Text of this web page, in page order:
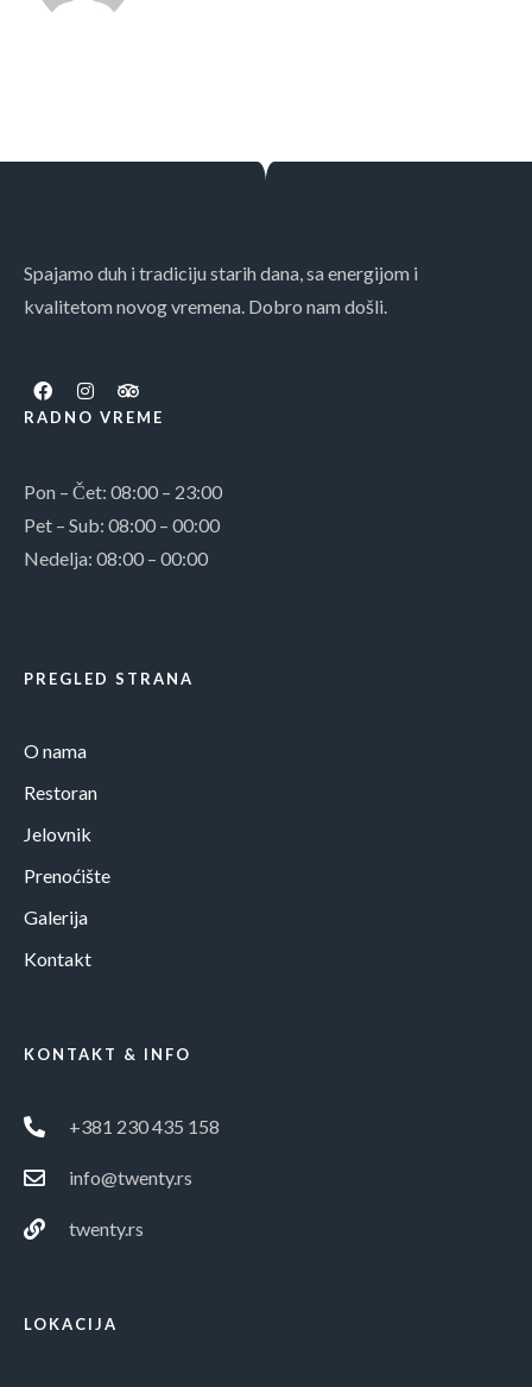
Spajamo duh i tradiciju starih dana, sa energijom i
kvalitetom novog vremena. Dobro nam došli.
RADNO VREME
Pon – Čet: 08:00 – 23:00
Pet – Sub: 08:00 – 00:00
Nedelja: 08:00 – 00:00
PREGLED STRANA
O nama
Restoran
Jelovnik
Prenoćište
Galerija
Kontakt
KONTAKT & INFO
+381 230 435 158
info@twenty.rs
twenty.rs
LOKACIJA